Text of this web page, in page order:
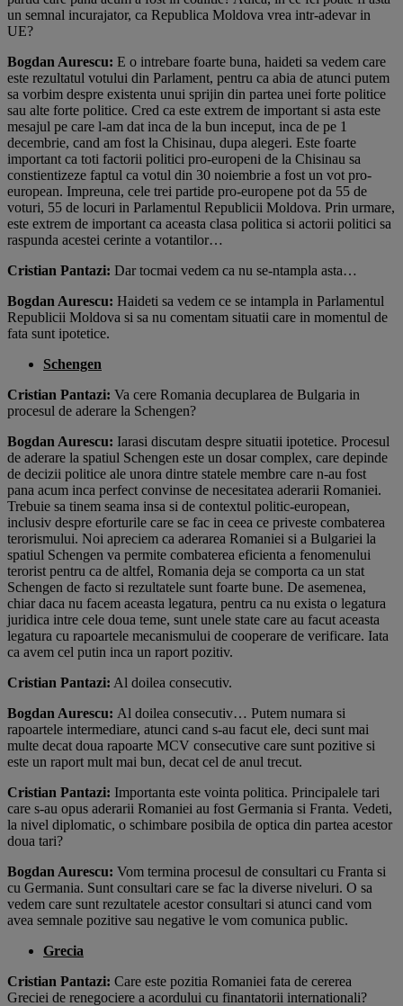
un semnal incurajator, ca Republica Moldova vrea intr-adevar in
UE?
Bogdan Aurescu: E o intrebare foarte buna, haideti sa vedem care
este rezultatul votului din Parlament, pentru ca abia de atunci putem
sa vorbim despre existenta unui sprijin din partea unei forte politice
sau alte forte politice. Cred ca este extrem de important si asta este
mesajul pe care l-am dat inca de la bun inceput, inca de pe 1
decembrie, cand am fost la Chisinau, dupa alegeri. Este foarte
important ca toti factorii politici pro-europeni de la Chisinau sa
constientizeze faptul ca votul din 30 noiembrie a fost un vot pro-
european. Impreuna, cele trei partide pro-europene pot da 55 de
voturi, 55 de locuri in Parlamentul Republicii Moldova. Prin urmare,
este extrem de important ca aceasta clasa politica si actorii politici sa
raspunda acestei cerinte a votantilor…
Cristian Pantazi: Dar tocmai vedem ca nu se-ntampla asta…
Bogdan Aurescu: Haideti sa vedem ce se intampla in Parlamentul
Republicii Moldova si sa nu comentam situatii care in momentul de
fata sunt ipotetice.
Schengen
Cristian Pantazi: Va cere Romania decuplarea de Bulgaria in
procesul de aderare la Schengen?
Bogdan Aurescu: Iarasi discutam despre situatii ipotetice. Procesul
de aderare la spatiul Schengen este un dosar complex, care depinde
de decizii politice ale unora dintre statele membre care n-au fost
pana acum inca perfect convinse de necesitatea aderarii Romaniei.
Trebuie sa tinem seama insa si de contextul politic-european,
inclusiv despre eforturile care se fac in ceea ce priveste combaterea
terorismului. Noi apreciem ca aderarea Romaniei si a Bulgariei la
spatiul Schengen va permite combaterea eficienta a fenomenului
terorist pentru ca de altfel, Romania deja se comporta ca un stat
Schengen de facto si rezultatele sunt foarte bune. De asemenea,
chiar daca nu facem aceasta legatura, pentru ca nu exista o legatura
juridica intre cele doua teme, sunt unele state care au facut aceasta
legatura cu rapoartele mecanismului de cooperare de verificare. Iata
ca avem cel putin inca un raport pozitiv.
Cristian Pantazi: Al doilea consecutiv.
Bogdan Aurescu: Al doilea consecutiv… Putem numara si
rapoartele intermediare, atunci cand s-au facut ele, deci sunt mai
multe decat doua rapoarte MCV consecutive care sunt pozitive si
este un raport mult mai bun, decat cel de anul trecut.
Cristian Pantazi: Importanta este vointa politica. Principalele tari
care s-au opus aderarii Romaniei au fost Germania si Franta. Vedeti,
la nivel diplomatic, o schimbare posibila de optica din partea acestor
doua tari?
Bogdan Aurescu: Vom termina procesul de consultari cu Franta si
cu Germania. Sunt consultari care se fac la diverse niveluri. O sa
vedem care sunt rezultatele acestor consultari si atunci cand vom
avea semnale pozitive sau negative le vom comunica public.
Grecia
Cristian Pantazi: Care este pozitia Romaniei fata de cererea
Greciei de renegociere a acordului cu finantatorii internationali?